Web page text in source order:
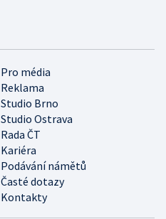
Pro média
Reklama
Studio Brno
Studio Ostrava
Rada ČT
Kariéra
Podávání námětů
Časté dotazy
Kontakty